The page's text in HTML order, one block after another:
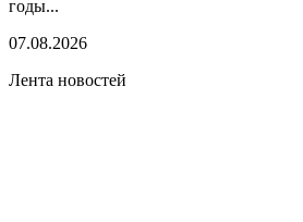
годы...
07.08.2026
Лента новостей